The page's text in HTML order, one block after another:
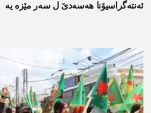
ئەنتەگراسیۆنا ھەسەدێ ل سەر مێزە یە